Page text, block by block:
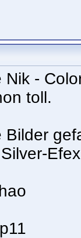
Nik -
toll.
Bilder